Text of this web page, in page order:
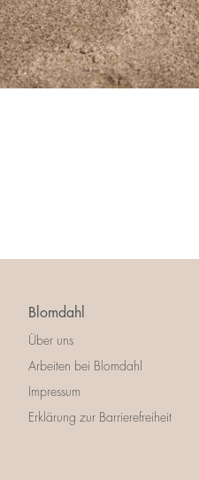
Blomdahl
Über uns
Arbeiten bei Blomdahl
Impressum
Erklärung zur Barrierefreiheit